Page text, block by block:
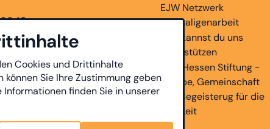
10
EJW Netzwerk
Ehemaligenarbeit
Hier kannst du uns
unterstützen
EJW Hessen Stiftung -
Glaube, Gemeinschaft
und Begeisterug für die
Ewigkeit
Cookies und Drittinhalte
können Sie Ihre Zustimmung geben
finden Sie in unserer